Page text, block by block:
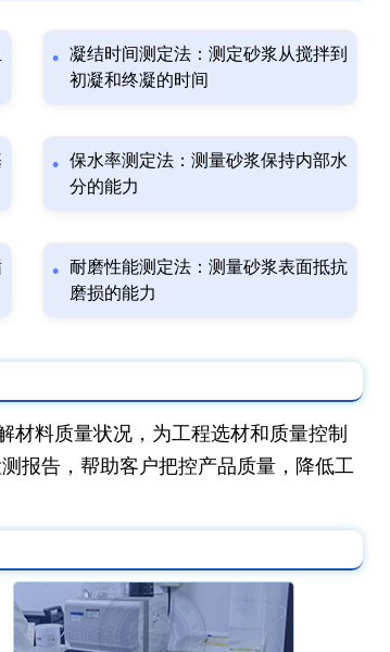
凝结时间测定法：测定砂浆从搅拌到
初凝和终凝的时间
保水率测定法：测量砂浆保持内部水
分的能力
耐磨性能测定法：测量砂浆表面抵抗
磨损的能力
料质量状况，为工程选材和质量控制
报告，帮助客户把控产品质量，降低工